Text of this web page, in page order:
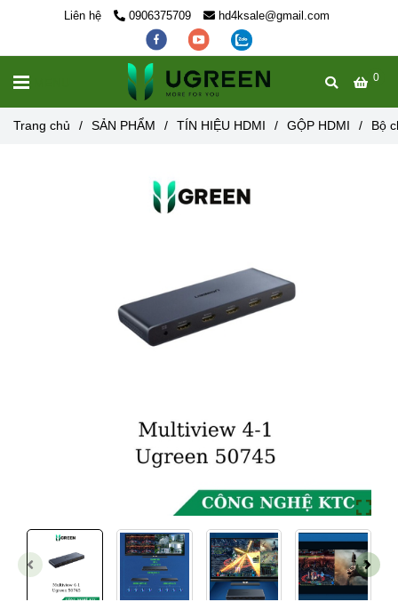
Liên hệ 0906375709 hd4ksale@gmail.com
0
Trang chủ / SẢN PHẨM / TÍN HIỆU HDMI / GỘP HDMI / Bộ